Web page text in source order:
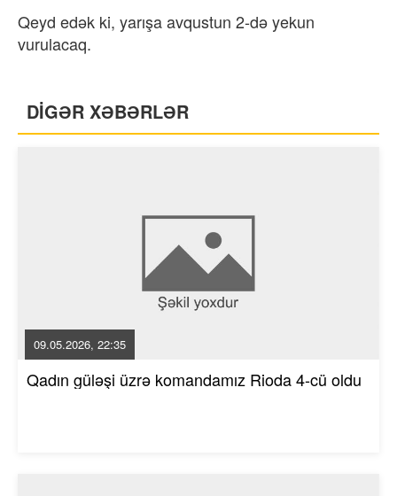
Qeyd edək ki, yarışa avqustun 2-də yekun
vurulacaq.
DİGƏR XƏBƏRLƏR
09.05.2026, 22:35
Qadın güləşi üzrə komandamız Rioda 4-cü oldu